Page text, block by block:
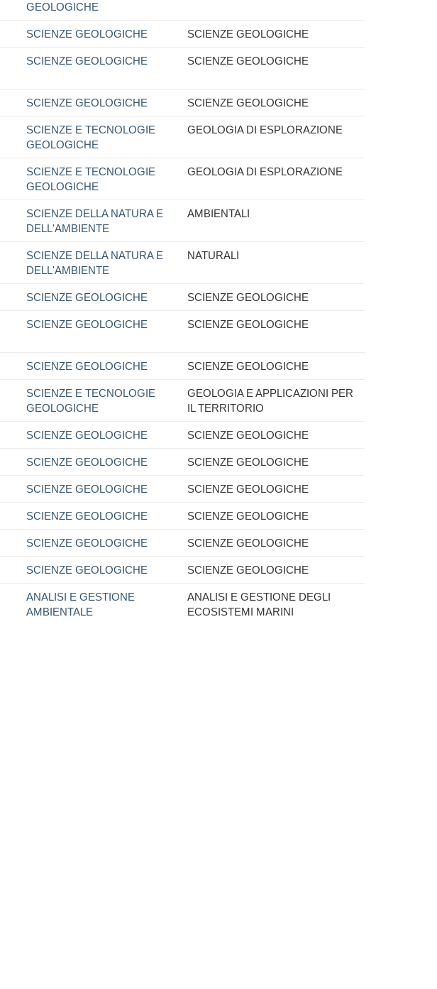
GEOLOGICHE
SCIENZE GEOLOGICHE SCIENZE GEOLOGICHE
SCIENZE GEOLOGICHE SCIENZE GEOLOGICHE
SCIENZE GEOLOGICHE SCIENZE GEOLOGICHE
SCIENZE E TECNOLOGIE
GEOLOGICHE
GEOLOGIA DI ESPLORAZIONE
SCIENZE E TECNOLOGIE
GEOLOGICHE
GEOLOGIA DI ESPLORAZIONE
SCIENZE DELLA NATURA E
DELL'AMBIENTE
AMBIENTALI
SCIENZE DELLA NATURA E
DELL'AMBIENTE
NATURALI
SCIENZE GEOLOGICHE SCIENZE GEOLOGICHE
SCIENZE GEOLOGICHE SCIENZE GEOLOGICHE
SCIENZE GEOLOGICHE SCIENZE GEOLOGICHE
SCIENZE E TECNOLOGIE
GEOLOGICHE
GEOLOGIA E APPLICAZIONI PER
IL TERRITORIO
SCIENZE GEOLOGICHE SCIENZE GEOLOGICHE
SCIENZE GEOLOGICHE SCIENZE GEOLOGICHE
SCIENZE GEOLOGICHE SCIENZE GEOLOGICHE
SCIENZE GEOLOGICHE SCIENZE GEOLOGICHE
SCIENZE GEOLOGICHE SCIENZE GEOLOGICHE
SCIENZE GEOLOGICHE SCIENZE GEOLOGICHE
ANALISI E GESTIONE
AMBIENTALE
ANALISI E GESTIONE DEGLI
ECOSISTEMI MARINI